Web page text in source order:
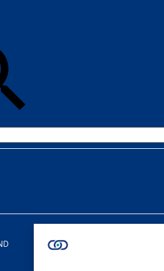
centre
À la suite
fédéral a
PARTAGER